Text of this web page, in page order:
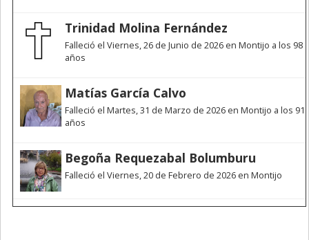
Trinidad Molina Fernández
Falleció el Viernes, 26 de Junio de 2026 en Montijo a los 98
años
Matías García Calvo
Falleció el Martes, 31 de Marzo de 2026 en Montijo a los 91
años
Begoña Requezabal Bolumburu
Falleció el Viernes, 20 de Febrero de 2026 en Montijo